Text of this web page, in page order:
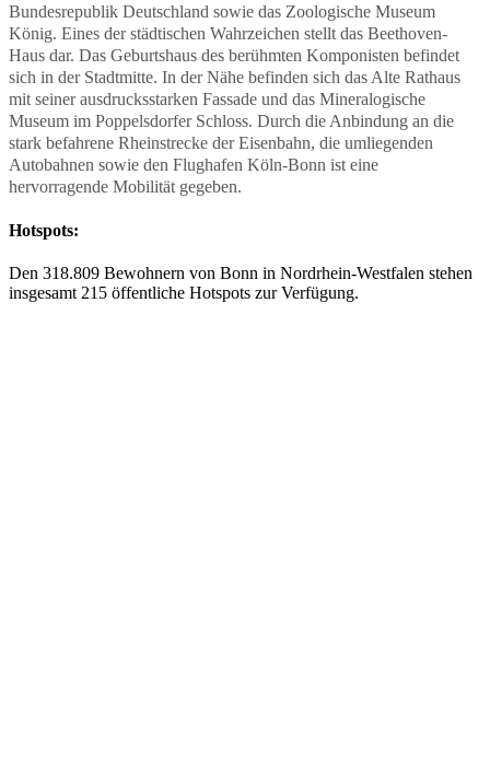
Bundesrepublik Deutschland sowie das Zoologische Museum
König. Eines der städtischen Wahrzeichen stellt das Beethoven-
Haus dar. Das Geburtshaus des berühmten Komponisten befindet
sich in der Stadtmitte. In der Nähe befinden sich das Alte Rathaus
mit seiner ausdrucksstarken Fassade und das Mineralogische
Museum im Poppelsdorfer Schloss. Durch die Anbindung an die
stark befahrene Rheinstrecke der Eisenbahn, die umliegenden
Autobahnen sowie den Flughafen Köln-Bonn ist eine
hervorragende Mobilität gegeben.
Hotspots:
Den 318.809 Bewohnern von Bonn in Nordrhein-Westfalen stehen
insgesamt 215 öffentliche Hotspots zur Verfügung.